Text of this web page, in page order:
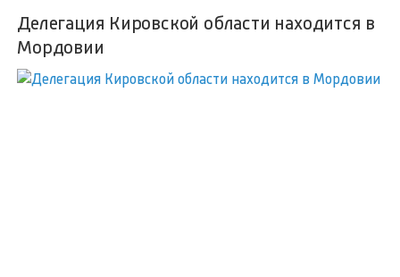
Делегация Кировской области находится в
Мордовии